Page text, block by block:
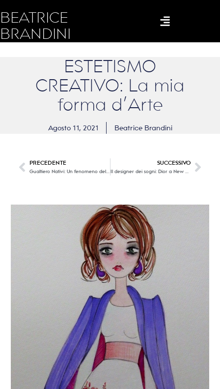
BEATRICE
BRANDINI
ESTETISMO
CREATIVO: La mia
forma d’Arte
Agosto 11, 2021 Beatrice Brandini
PRECEDENTE SUCCESSIVO